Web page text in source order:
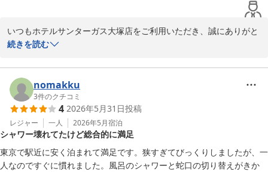
いつもホテルサンターガス大塚店をご利用いただき、誠にありがと
うございます。
ました。
日頃よりご愛顧いただいているお客様にそのようにお言葉を頂戴で
き、スタッフ一同大きな励みとなっております。
今後も変わらず快適にお過ごしいただけるよう、より良い環境づく
りに努めてまいります。
またのお越しをスタッフ一同、心よりお待ち申し上げております。
続きを読む
nomakku
3件のクチコミ
4 2026年5月31日投稿
レジャー 一人 2026年5月宿泊
シャワー壊れてたけど総合的に満足
東京で駅近に安く泊まれて満足です。狭すぎてびっくりしましたが、一
人なのですぐに慣れました。風呂のシャワーと蛇口の切り替えがきか